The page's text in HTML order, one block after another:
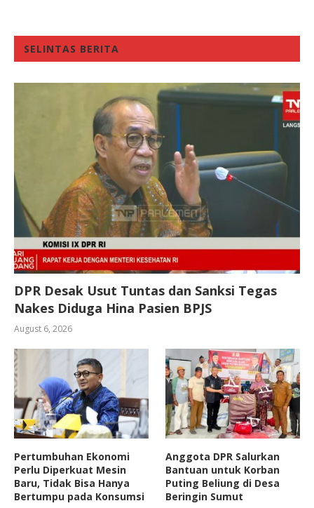
SELINTAS BERITA
DPR Desak Usut Tuntas dan Sanksi Tegas
Nakes Diduga Hina Pasien BPJS
August 6, 2026
Pertumbuhan Ekonomi
Perlu Diperkuat Mesin
Baru, Tidak Bisa Hanya
Bertumpu pada Konsumsi
Anggota DPR Salurkan
Bantuan untuk Korban
Puting Beliung di Desa
Beringin Sumut